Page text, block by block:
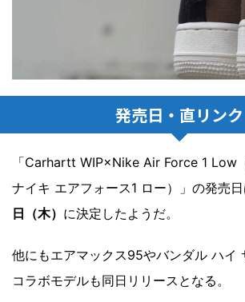
発売日・直リンク
「Carhartt WIP×Nike Air Force 1 Low
ナイキ エアフォース1 ロー）」の発売
日（木） に決定したようだ。
他にもエアマックス95やバンダル ハイ
コラボモデルも同日リリースとなる。